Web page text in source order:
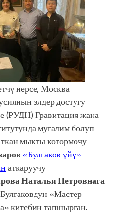
нерсе, Москва
элдер достугу
(РУДН) Гравитация жана
мугалим болуп
мыкты котормочу
«Булгаков үйү»
аткаруучу
Наталья Петровнага
«Мастер
китебин тапшырган.